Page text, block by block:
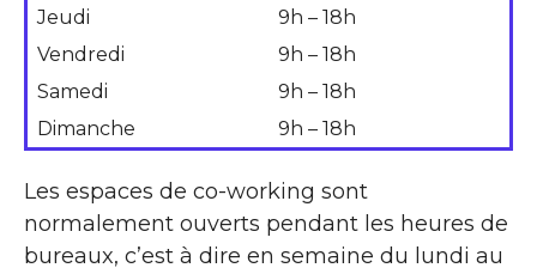
Jeudi
9h – 18h
Vendredi
9h – 18h
Samedi
9h – 18h
Dimanche
9h – 18h
Les espaces de co-working sont
normalement ouverts pendant les heures de
bureaux, c’est à dire en semaine du lundi au